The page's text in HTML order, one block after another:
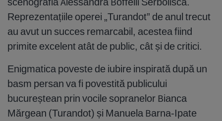
Reprezentațiile operei „Turandot” de anul trecut
au avut un succes remarcabil, acestea fiind
primite excelent atât de public, cât și de critici.
Enigmatica poveste de iubire inspirată după un
basm persan va fi povestită publicului
bucureștean prin vocile sopranelor Bianca
Mărgean (Turandot) și Manuela Barna-Ipate